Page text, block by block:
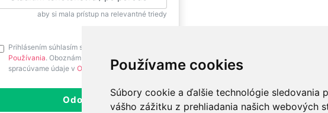
Používame cookies
Súbory cookie a ďalšie technológie sledovania
vášho zážitku z prehliadania našich webových
aby si mala prístup na relevantné triedy
Prihlásením súhlasím s
Používania. Oboznám sa prosím ako
spracúvame údaje v Ochrane osobných údajov.
Odoslať